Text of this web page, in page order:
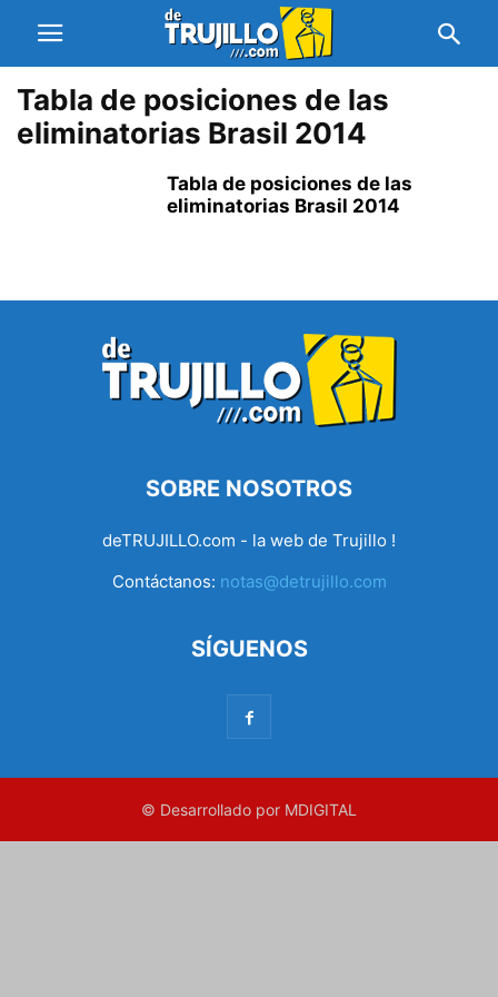
Tabla de posiciones de las
eliminatorias Brasil 2014
Tabla de posiciones de las
eliminatorias Brasil 2014
SOBRE NOSOTROS
deTRUJILLO.com - la web de Trujillo !
Contáctanos: notas@detrujillo.com
SÍGUENOS
© Desarrollado por MDIGITAL